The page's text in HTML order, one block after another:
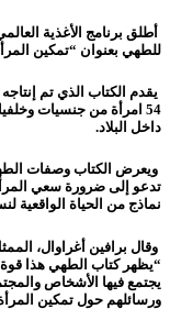
أطلق برنامج الأغذية
للطهي بعنوان “تمكين
يقدم الكتاب الذي تم
54 امرأة من جنسيات
داخل البلاد.
ويعرض الكتاب وصفات
تدعو إلى ضرورة سعي
نماذج من الحياة الواقعية
وقال برافين أغراوال،
“يظهر كتاب الطهي هذا
يجتمع فيها الأشخاص
ورسائلهم حول تمكين